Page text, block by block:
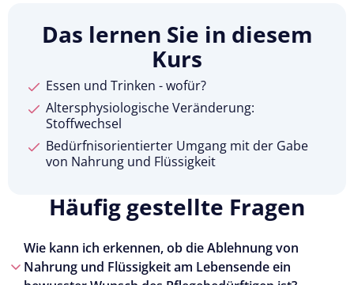
Das lernen Sie in diesem
Kurs
Essen und Trinken - wofür?
Altersphysiologische Veränderung:
Stoffwechsel
Bedürfnisorientierter Umgang mit der Gabe
von Nahrung und Flüssigkeit
Häufig gestellte Fragen
Wie kann ich erkennen, ob die Ablehnung von
Nahrung und Flüssigkeit am Lebensende ein